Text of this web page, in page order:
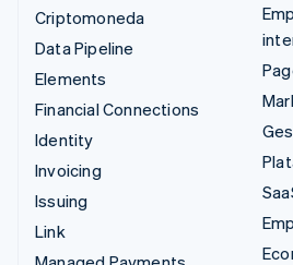
Criptomoneda
Data Pipeline
Elements
Financial Connections
Identity
Invoicing
Issuing
Link